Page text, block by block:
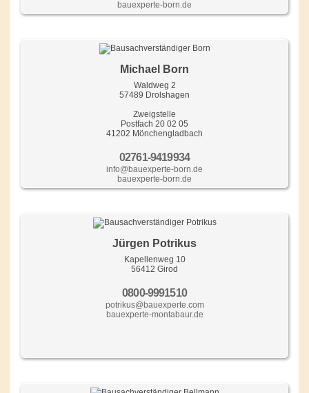
bauexperte-born.de
Michael Born
Waldweg 2
57489 Drolshagen
Zweigstelle
Postfach 20 02 05
41202 Mönchengladbach
02761-9419934
info@bauexperte-born.de
bauexperte-born.de
Jürgen Potrikus
Kapellenweg 10
56412 Girod
0800-9991510
potrikus@bauexperte.com
bauexperte-montabaur.de